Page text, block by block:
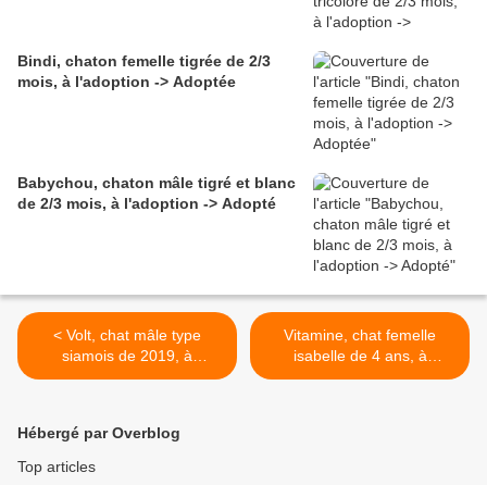
Bindi, chaton femelle tigrée de 2/3
mois, à l'adoption -> Adoptée
Babychou, chaton mâle tigré et blanc
de 2/3 mois, à l'adoption -> Adopté
< Volt, chat mâle type
siamois de 2019, à
l'adoption -> adopté
Vitamine, chat femelle
isabelle de 4 ans, à
l'adoption -> adoptée >
Hébergé par Overblog
Top articles